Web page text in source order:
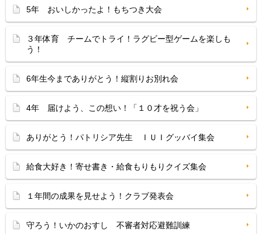
5年 おいしかったよ！もちつき大会
３年体育 チームでトライ！ラグビー型ゲームを楽しも
う！
6年生今までありがとう！縦割りお別れ会
4年 届けよう、この想い！「１０才を祝う会」
ありがとう！パトリシア先生 ＩＵＩグッバイ集会
給食大好き！寄せ書き・給食もりもりクイズ集会
１年間の成果を見せよう！クラブ発表会
守ろう！いかのおすし 不審者対応避難訓練